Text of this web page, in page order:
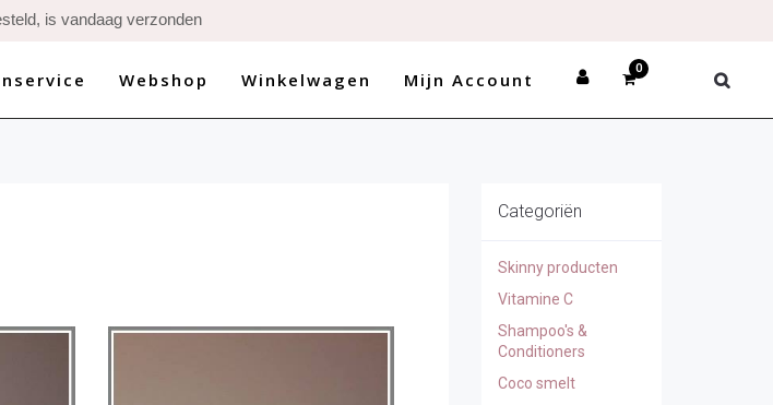
is vandaag verzonden
Webshop Winkelwagen Mijn Account
Categoriën
Skinny producten
Vitamine C
Shampoo's &
Conditioners
Coco smelt